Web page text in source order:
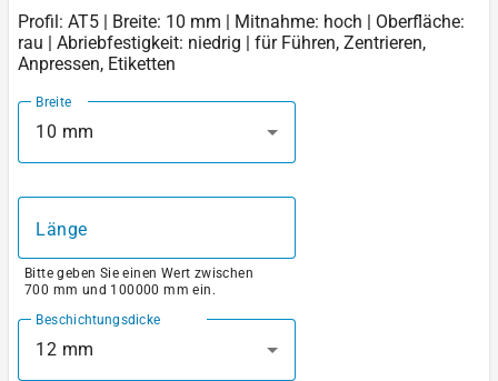
Profil: AT5 | Breite: 10 mm | Mitnahme: hoch | Oberfläche:
rau | Abriebfestigkeit: niedrig | für Führen, Zentrieren,
Anpressen, Etiketten
Breite
10 mm
Länge
Bitte geben Sie einen Wert zwischen
700 mm und 100000 mm ein.
Beschichtungsdicke
12 mm